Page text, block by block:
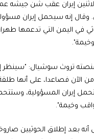
إيران عقب شن جيشه
وقال إنه سيحمل إيران
في اليمن التي تدعمها
منصته تروث سوشيال: "سينظر
من الآن فصاعدا، على أنها
إيران المسؤولية،
وخيمة".
القناة 14 إلى أنه بعد إطلاق الحوثيين